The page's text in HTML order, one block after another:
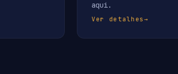
aqui.
Ver detalhes→